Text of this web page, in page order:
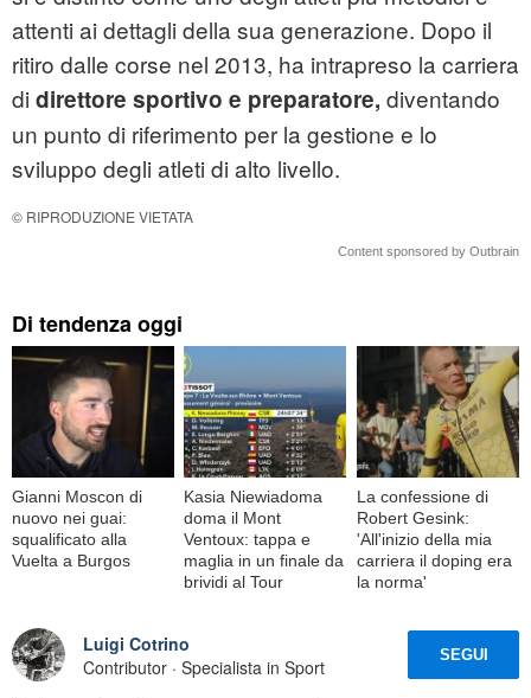
attenti ai dettagli della sua generazione. Dopo il
ritiro dalle corse nel 2013, ha intrapreso la carriera
di direttore sportivo e preparatore, diventando
un punto di riferimento per la gestione e lo
sviluppo degli atleti di alto livello.
© RIPRODUZIONE VIETATA
Content sponsored by Outbrain
Di tendenza oggi
Gianni Moscon di
nuovo nei guai:
squalificato alla
Vuelta a Burgos
Kasia Niewiadoma
doma il Mont
Ventoux: tappa e
maglia in un finale da
brividi al Tour
La confessione di
Robert Gesink:
'All'inizio della mia
carriera il doping era
la norma'
Luigi Cotrino
Contributor · Specialista in Sport
SEGUI